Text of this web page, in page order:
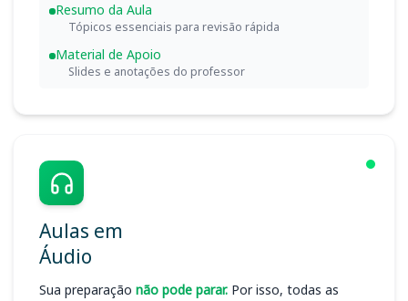
Resumo da Aula
Tópicos essenciais para revisão rápida
Material de Apoio
Slides e anotações do professor
Aulas em
Áudio
Sua preparação não pode parar. Por isso, todas as